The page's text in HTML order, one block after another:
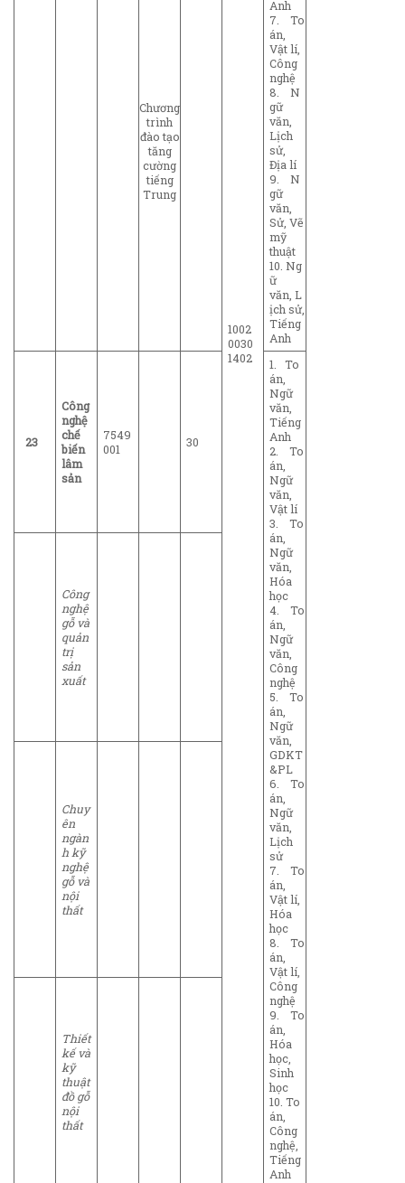
1002
0030
1402
Anh
7. To
án,
Vật lí,
Công
nghệ
8. N
gữ
văn,
Lịch
sử,
Địa lí
9. N
gữ
văn,
Sử, Vẽ
mỹ
thuật
10. Ng
ữ
văn, L
ịch sử,
Tiếng
Anh
Chương
trình
đào tạo
tăng
cường
tiếng
Trung
23
Công
nghệ
chế
biến
lâm
sản
7549
001
30
1. To
án,
Ngữ
văn,
Tiếng
Anh
2. To
án,
Ngữ
văn,
Vật lí
3. To
án,
Ngữ
văn,
Hóa
học
4. To
án,
Ngữ
văn,
Công
nghệ
5. To
án,
Ngữ
văn,
GDKT
&PL
6. To
án,
Ngữ
văn,
Lịch
sử
7. To
án,
Vật lí,
Hóa
học
8. To
án,
Vật lí,
Công
nghệ
9. To
án,
Hóa
học,
Sinh
học
10. To
án,
Công
nghệ,
Tiếng
Anh
Công
nghệ
gỗ và
quản
trị
sản
xuất
Chuy
ên
ngàn
h kỹ
nghệ
gỗ và
nội
thất
Thiết
kế và
kỹ
thuật
đồ gỗ
nội
thất